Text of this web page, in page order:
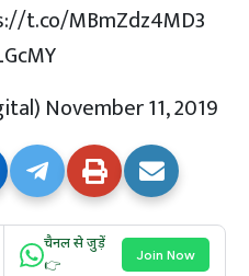
t.co/MBmZdz4MD3
November 11, 2019
चैनल से जुड़ें
👉
Join Now